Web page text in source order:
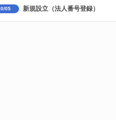
05 新規設立（法人番号登録）